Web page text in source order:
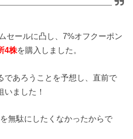
セールに凸し、7%オフクーポン
4株を購入しました。
であろうことを予想し、直前で
ました！
無駄にしたくなかったからで